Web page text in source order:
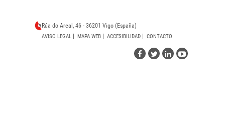
Rúa do Areal, 46 - 36201 Vigo (España)
AVISO LEGAL MAPA WEB ACCESIBILIDAD CONTACTO